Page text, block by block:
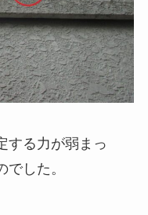
する力が弱まっ
した。